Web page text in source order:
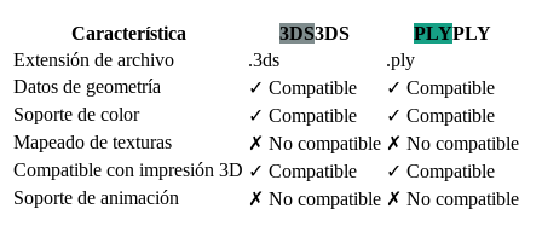
Característica 3DS3DS PLYPLY
Extensión de archivo
.3ds
.ply
Datos de geometría
✓ Compatible ✓ Compatible
Soporte de color
✓ Compatible ✓ Compatible
Mapeado de texturas
✗ No compatible ✗ No compatible
Compatible con impresión 3D ✓ Compatible ✓ Compatible
Soporte de animación
✗ No compatible ✗ No compatible